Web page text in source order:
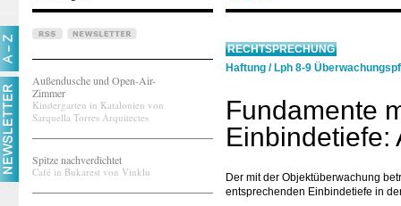
Außendusche und Open-Air-
Zimmer
Kindergarten in Katalonien von
Sarquella Torres Arquitectes
Spitze nachverdichtet
Café in Bukarest von Vinklu
RECHTSPRECHUNG
Haftung / Lph 8-9
Fundamente
Einbindetiefe:
Der mit der Objektüberwachung
entsprechenden Einbindetiefe in